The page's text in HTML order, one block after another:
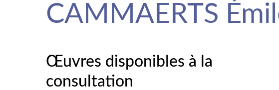
CAMMAERTS
Œuvres disponibles à la
consultation